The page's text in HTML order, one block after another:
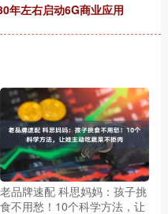
年左右启动6G商业应用
老品牌速配 科思妈妈：孩子挑
食不用愁！10个科学方法，让